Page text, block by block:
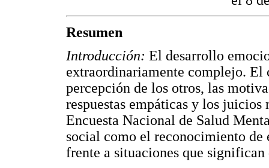
Resumen
Introducción: El desarrollo
extraordinariamente complejo. El
percepción de los otros, las
respuestas empáticas y los
Encuesta Nacional de Salud
social como el reconocimiento
frente a situaciones que